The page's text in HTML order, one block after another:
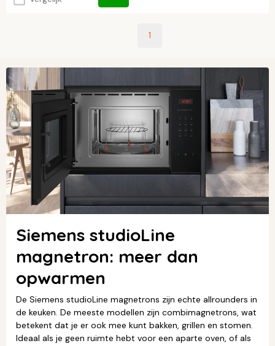
1
Siemens studioLine
magnetron: meer dan
opwarmen
De Siemens studioLine magnetrons zijn echte allrounders in
de keuken. De meeste modellen zijn combimagnetrons, wat
betekent dat je er ook mee kunt bakken, grillen en stomen.
Ideaal als je geen ruimte hebt voor een aparte oven, of als